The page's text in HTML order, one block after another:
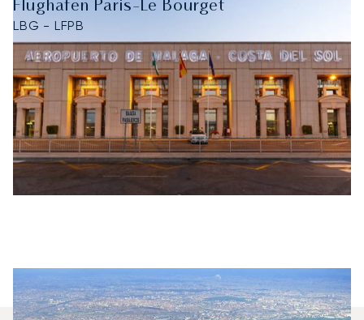
Flughafen Paris-Le Bourget
LBG - LFPB